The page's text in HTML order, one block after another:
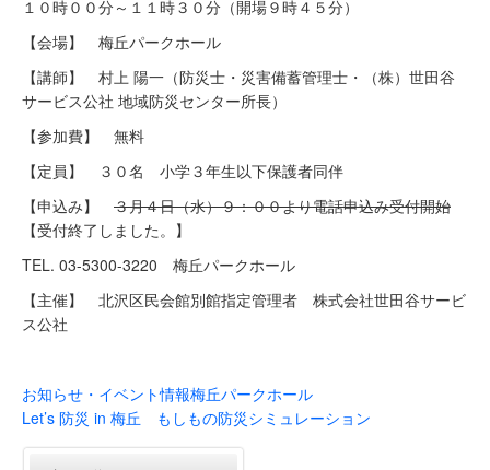
１０時００分～１１時３０分（開場９時４５分）
【会場】 梅丘パークホール
【講師】 村上 陽一（防災士・災害備蓄管理士・（株）世田谷
サービス公社 地域防災センター所長）
【参加費】 無料
【定員】 ３０名 小学３年生以下保護者同伴
【申込み】 ３月４日（水）９：００より電話申込み受付開始
【受付終了しました。】
TEL. 03-5300-3220 梅丘パークホール
【主催】 北沢区民会館別館指定管理者 株式会社世田谷サービ
ス公社
お知らせ・イベント情報梅丘パークホール
Let’s 防災 in 梅丘 もしもの防災シミュレーション